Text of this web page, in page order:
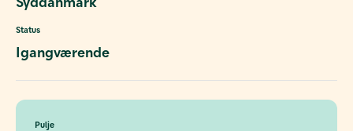
Status
Igangværende
Pulje